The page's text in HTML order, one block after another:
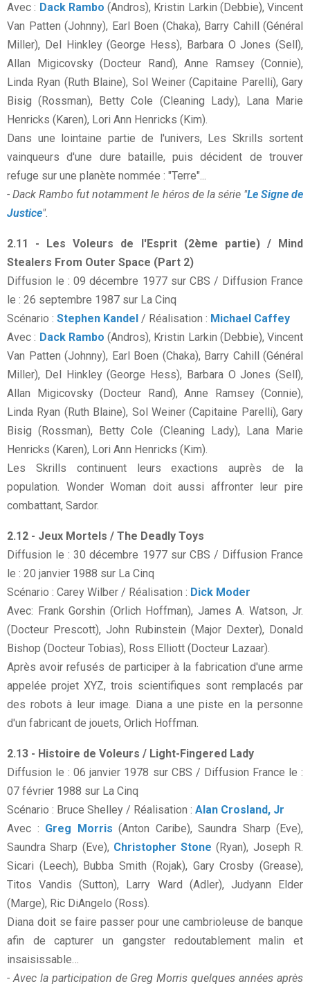
Avec : Dack Rambo (Andros), Kristin Larkin (Debbie), Vincent
Van Patten (Johnny), Earl Boen (Chaka), Barry Cahill (Général
Miller), Del Hinkley (George Hess), Barbara O Jones (Sell),
Allan Migicovsky (Docteur Rand), Anne Ramsey (Connie),
Linda Ryan (Ruth Blaine), Sol Weiner (Capitaine Parelli), Gary
Bisig (Rossman), Betty Cole (Cleaning Lady), Lana Marie
Henricks (Karen), Lori Ann Henricks (Kim).
Dans une lointaine partie de l'univers, Les Skrills sortent
vainqueurs d'une dure bataille, puis décident de trouver
refuge sur une planète nommée : "Terre"...
- Dack Rambo fut notamment le héros de la série "Le Signe de
Justice".
2.11 - Les Voleurs de l'Esprit (2ème partie) / Mind
Stealers From Outer Space (Part 2)
Diffusion le : 09 décembre 1977 sur CBS / Diffusion France
le : 26 septembre 1987 sur La Cinq
Scénario : Stephen Kandel / Réalisation : Michael Caffey
Avec : Dack Rambo (Andros), Kristin Larkin (Debbie), Vincent
Van Patten (Johnny), Earl Boen (Chaka), Barry Cahill (Général
Miller), Del Hinkley (George Hess), Barbara O Jones (Sell),
Allan Migicovsky (Docteur Rand), Anne Ramsey (Connie),
Linda Ryan (Ruth Blaine), Sol Weiner (Capitaine Parelli), Gary
Bisig (Rossman), Betty Cole (Cleaning Lady), Lana Marie
Henricks (Karen), Lori Ann Henricks (Kim).
Les Skrills continuent leurs exactions auprès de la
population. Wonder Woman doit aussi affronter leur pire
combattant, Sardor.
2.12 - Jeux Mortels / The Deadly Toys
Diffusion le : 30 décembre 1977 sur CBS / Diffusion France
le : 20 janvier 1988 sur La Cinq
Scénario : Carey Wilber / Réalisation : Dick Moder
Avec: Frank Gorshin (Orlich Hoffman), James A. Watson, Jr.
(Docteur Prescott), John Rubinstein (Major Dexter), Donald
Bishop (Docteur Tobias), Ross Elliott (Docteur Lazaar).
Après avoir refusés de participer à la fabrication d'une arme
appelée projet XYZ, trois scientifiques sont remplacés par
des robots à leur image. Diana a une piste en la personne
d'un fabricant de jouets, Orlich Hoffman.
2.13 - Histoire de Voleurs / Light-Fingered Lady
Diffusion le : 06 janvier 1978 sur CBS / Diffusion France le :
07 février 1988 sur La Cinq
Scénario : Bruce Shelley / Réalisation : Alan Crosland, Jr
Avec : Greg Morris (Anton Caribe), Saundra Sharp (Eve),
Saundra Sharp (Eve), Christopher Stone (Ryan), Joseph R.
Sicari (Leech), Bubba Smith (Rojak), Gary Crosby (Grease),
Titos Vandis (Sutton), Larry Ward (Adler), Judyann Elder
(Marge), Ric DiAngelo (Ross).
Diana doit se faire passer pour une cambrioleuse de banque
afin de capturer un gangster redoutablement malin et
insaisissable…
- Avec la participation de Greg Morris quelques années après